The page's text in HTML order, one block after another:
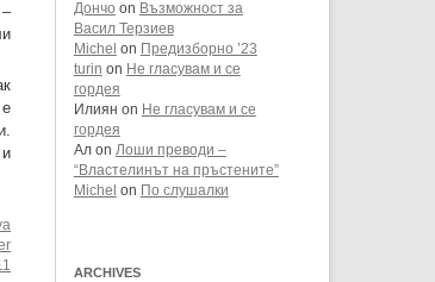
Дончо on Възможност за
Васил Терзиев
Michel on
Предизборно ’23
turin on Не гласувам и се
гордея
Илиян on Не гласувам и се
гордея
Алon Лоши преводи –
“Властелинът на пръстените”
Michel on По слушалки
ARCHIVES